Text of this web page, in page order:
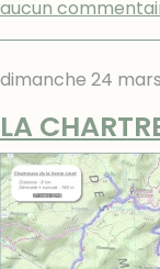
aucun
dimanche 24 mars
LA